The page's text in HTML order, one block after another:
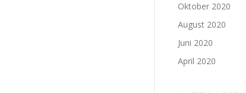
Oktober 2020
August 2020
Juni 2020
April 2020